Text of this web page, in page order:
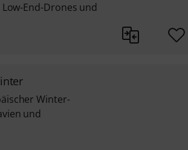
End-Drones und
Winter-
und